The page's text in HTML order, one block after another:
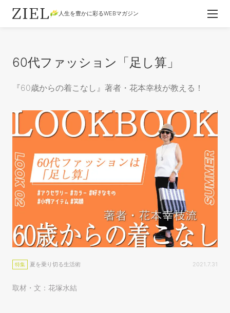
人生を豊かに彩るWEBマガジン
60代ファッション「足し算」
『60歳からの着こなし』著者・花本幸枝が教える！
特集 夏を乗り切る生活術 2021.7.31
取材・文：花塚水結